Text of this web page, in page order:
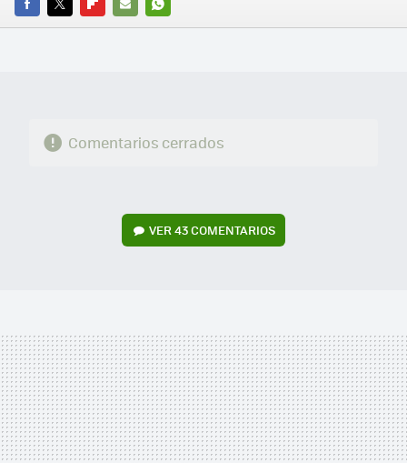
FACEBOOK
TWITTERFLIPBOARD
E-
WHATSAPP
Comentarios cerrados
VER43 COMENTARIOS